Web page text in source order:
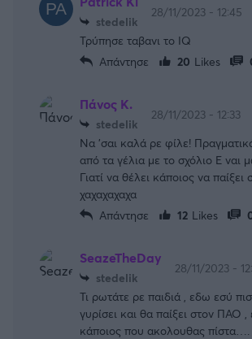
stedelik
28/11/2023 - 12:45
Τρύπησε ταβανι το IQ
Απάντησε
20 Likes
Πάνος Κ.
stedelik
28/11/2023 - 12:33
Να 'σαι καλά ρε φίλε!
από τα γέλια με το σχόλιο Ε ναι
Γιατί να θέλει κάποιος να
χαχαχαχαχα
Απάντησε
12 Likes
SeazeTheDay
stedelik
28/11/2023 -
Τι ρωτάτε ρε παιδιά , εδω εσύ
γυρίσει και θα παίξει στον ΠΑΟ ,
κάποιος που ακολουθας πίστα….